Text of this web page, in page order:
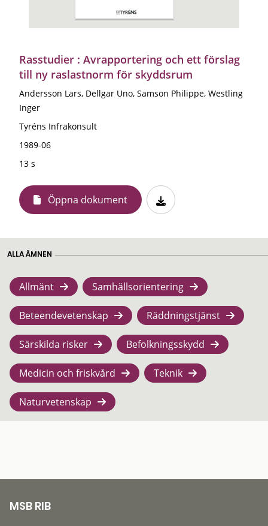
Rasstudier : Avrapportering och ett förslag
till ny raslastnorm för skyddsrum
Andersson Lars, Dellgar Uno, Samson Philippe, Westling
Inger
Tyréns Infrakonsult
1989-06
13 s
Öppna dokument
ALLA ÄMNEN
Allmänt Samhällsorientering
Beteendevetenskap Räddningstjänst
Särskilda risker Befolkningsskydd
Medicin och friskvård Teknik
Naturvetenskap
MSB RIB